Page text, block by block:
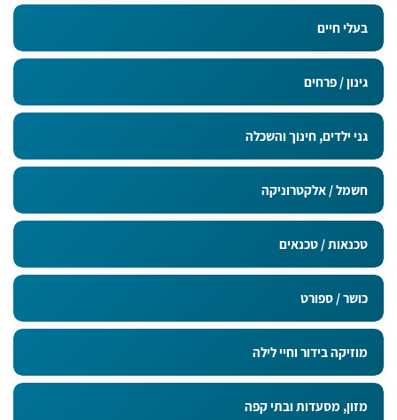
בעלי חיים
גינון / פרחים
גני ילדים, חינוך והשכלה
חשמל / אלקטרוניקה
טכנאות / טכנאים
כושר / ספורט
מוזיקה בידור וחיי לילה
מזון, מסעדות ובתי קפה